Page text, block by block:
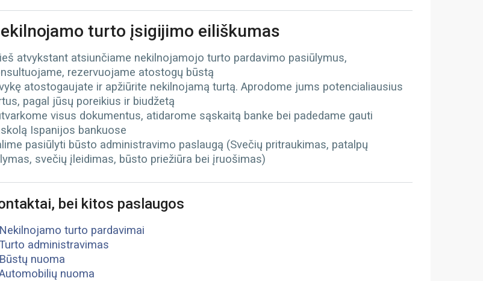
turto įsigijimo eiliškumas
atvykstant atsiunčiame nekilnojamojo turto pardavimo pasiūlymus,
rezervuojame atostogų būstą
atostogaujate ir apžiūrite nekilnojamą turtą. Aprodome jums potencialiausius
pagal jūsų poreikius ir biudžetą
visus dokumentus, atidarome sąskaitą banke bei padedame gauti
Ispanijos bankuose
pasiūlyti būsto administravimo paslaugą (Svečių pritraukimas, patalpų
svečių įleidimas, būsto priežiūra bei įruošimas)
bei kitos paslaugos
Nekilnojamo turto pardavimai
administravimas
Būstų nuoma
nuoma